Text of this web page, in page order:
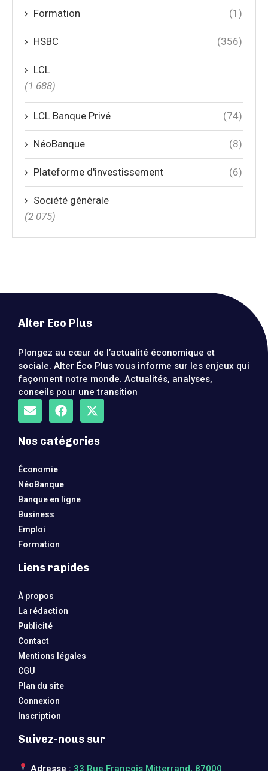
Formation (1)
HSBC (356)
LCL
(1 688)
LCL Banque Privé (74)
NéoBanque (8)
Plateforme d'investissement (6)
Société générale
(2 075)
Alter Eco Plus
Plongez au cœur de l’actualité économique et
sociale. Alter Éco Plus vous informe sur les enjeux qui
façonnent notre monde. Actualités, analyses,
conseils pour une transition
Nos catégories
Économie
NéoBanque
Banque en ligne
Business
Emploi
Formation
Liens rapides
À propos
La rédaction
Publicité
Contact
Mentions légales
CGU
Plan du site
Connexion
Inscription
Suivez-nous sur
Adresse : 33 Rue François Mitterrand, 87000